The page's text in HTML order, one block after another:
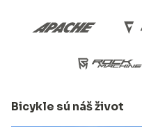
Bicykle sú náš život